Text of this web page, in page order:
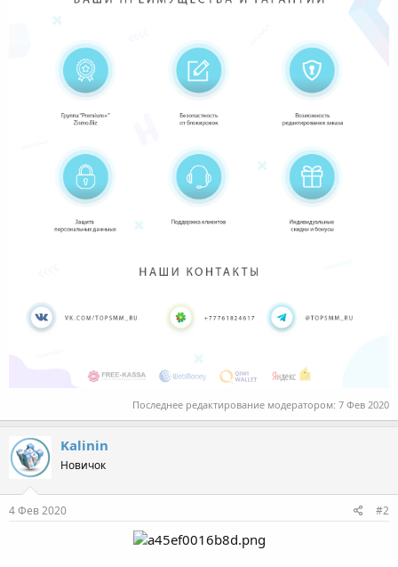
Последнее редактирование модератором: 7 Фев 2020
Kalinin
Новичок
4 Фев 2020 #2